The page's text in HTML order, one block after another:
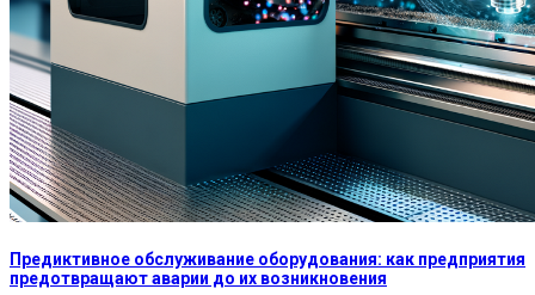
Предиктивное обслуживание оборудования: как предприятия
предотвращают аварии до их возникновения